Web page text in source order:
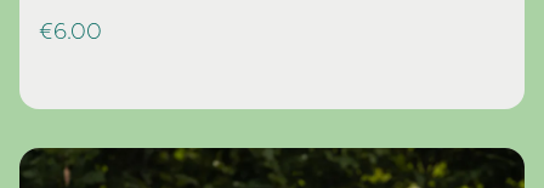
€6.00